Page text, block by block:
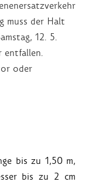
muss der Halt
12. 5.
entfallen.
oder
bis zu 1,50 m,
bis zu 2 cm